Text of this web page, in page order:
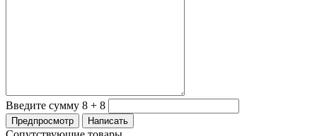
Введите сумму 8 + 8